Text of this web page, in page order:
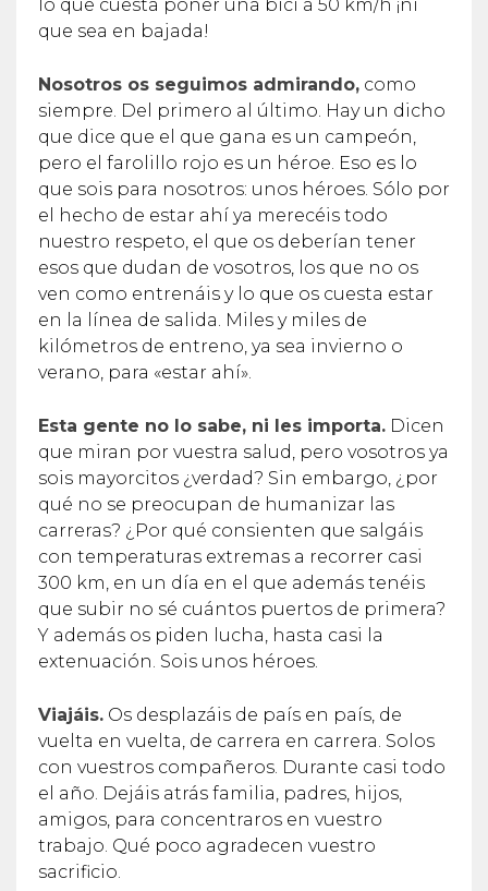
lo que cuesta poner una bici a 50 km/h ¡ni
que sea en bajada!
Nosotros os seguimos admirando, como
siempre. Del primero al último. Hay un dicho
que dice que el que gana es un campeón,
pero el farolillo rojo es un héroe. Eso es lo
que sois para nosotros: unos héroes. Sólo por
el hecho de estar ahí ya merecéis todo
nuestro respeto, el que os deberían tener
esos que dudan de vosotros, los que no os
ven como entrenáis y lo que os cuesta estar
en la línea de salida. Miles y miles de
kilómetros de entreno, ya sea invierno o
verano, para «estar ahí».
Esta gente no lo sabe, ni les importa. Dicen
que miran por vuestra salud, pero vosotros ya
sois mayorcitos ¿verdad? Sin embargo, ¿por
qué no se preocupan de humanizar las
carreras? ¿Por qué consienten que salgáis
con temperaturas extremas a recorrer casi
300 km, en un día en el que además tenéis
que subir no sé cuántos puertos de primera?
Y además os piden lucha, hasta casi la
extenuación. Sois unos héroes.
Viajáis. Os desplazáis de país en país, de
vuelta en vuelta, de carrera en carrera. Solos
con vuestros compañeros. Durante casi todo
el año. Dejáis atrás familia, padres, hijos,
amigos, para concentraros en vuestro
trabajo. Qué poco agradecen vuestro
sacrificio.